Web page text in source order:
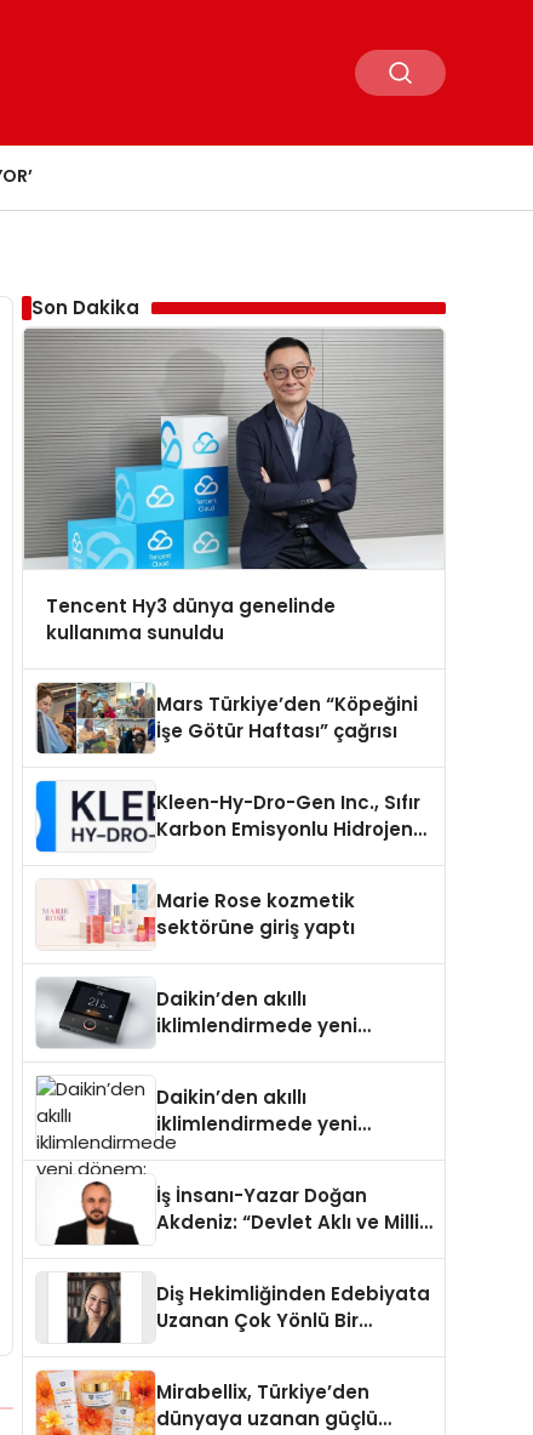
Son Dakika
Tencent Hy3 dünya genelinde
kullanıma sunuldu
Mars Türkiye’den “Köpeğini
İşe Götür Haftası” çağrısı
Kleen-Hy-Dro-Gen Inc., Sıfır
Karbon Emisyonlu Hidrojen
Aldı
Marie Rose kozmetik
sektörüne giriş yaptı
Daikin’den akıllı
iklimlendirmede yeni
Daikin’den akıllı
iklimlendirmede yeni
dönem: Madoka Plus
İş İnsanı-Yazar Doğan
Akdeniz: “Devlet Aklı ve Milli
Diş Hekimliğinden Edebiyata
Uzanan Çok Yönlü Bir
Mirabellix, Türkiye’den
dünyaya uzanan güçlü